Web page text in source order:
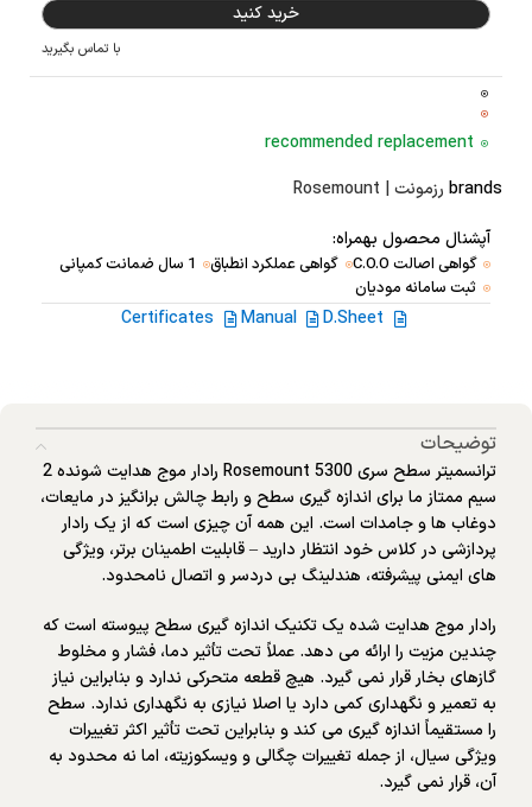
خرید کنید
با تماس بگیرید
recommended replacement
brands رزمونت | Rosemount
آپشنال محصول بهمراه:
گواهی اصالت C.O.O گواهی عملکرد انطباق
1 سال ضمانت کمپانی
ثبت سامانه مودیان
D.Sheet
Manual
Certificates
توضیحات
ترانسمیتر سطح سری Rosemount 5300 رادار موج هدایت شونده 2
سیم ممتاز ما برای اندازه گیری سطح و رابط چالش برانگیز در مایعات،
دوغاب ها و جامدات است. این همه آن چیزی است که از یک رادار
پردازشی در کلاس خود انتظار دارید – قابلیت اطمینان برتر، ویژگی
های ایمنی پیشرفته، هندلینگ بی دردسر و اتصال نامحدود.
رادار موج هدایت شده یک تکنیک اندازه گیری سطح پیوسته است که
چندین مزیت را ارائه می دهد. عملاً تحت تأثیر دما، فشار و مخلوط
گازهای بخار قرار نمی گیرد. هیچ قطعه متحرکی ندارد و بنابراین نیاز
به تعمیر و نگهداری کمی دارد یا اصلا نیازی به نگهداری ندارد. سطح
را مستقیماً اندازه گیری می کند و بنابراین تحت تأثیر اکثر تغییرات
ویژگی سیال، از جمله تغییرات چگالی و ویسکوزیته، اما نه محدود به
آن، قرار نمی گیرد.